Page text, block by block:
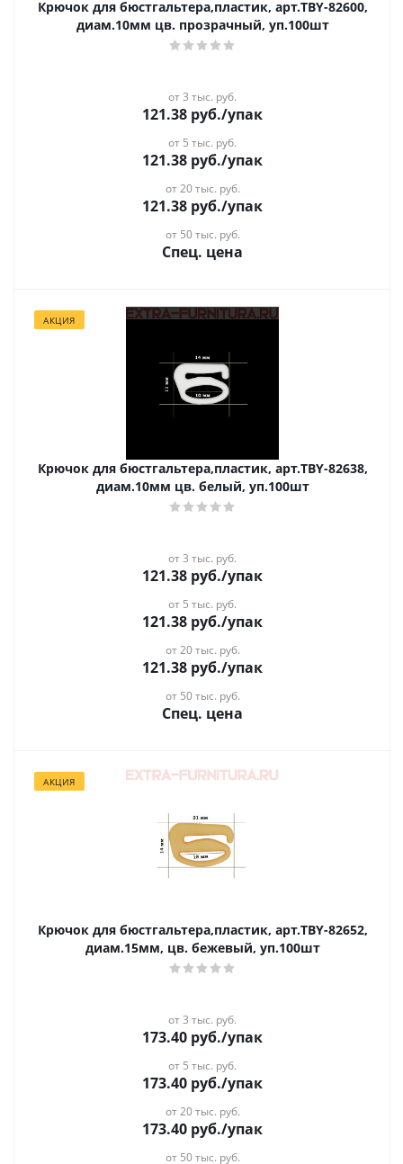
Крючок для бюстгальтера,пластик, арт.TBY-82600,
диам.10мм цв. прозрачный, уп.100шт
от 3 тыс. руб.
121.38 руб./упак
от 5 тыс. руб.
121.38 руб./упак
от 20 тыс. руб.
121.38 руб./упак
от 50 тыс. руб.
Спец. цена
АКЦИЯ
Крючок для бюстгальтера,пластик, арт.TBY-82638,
диам.10мм цв. белый, уп.100шт
от 3 тыс. руб.
121.38 руб./упак
от 5 тыс. руб.
121.38 руб./упак
от 20 тыс. руб.
121.38 руб./упак
от 50 тыс. руб.
Спец. цена
АКЦИЯ
Крючок для бюстгальтера,пластик, арт.TBY-82652,
диам.15мм, цв. бежевый, уп.100шт
от 3 тыс. руб.
173.40 руб./упак
от 5 тыс. руб.
173.40 руб./упак
от 20 тыс. руб.
173.40 руб./упак
от 50 тыс. руб.